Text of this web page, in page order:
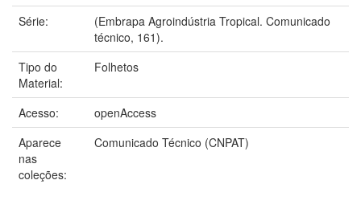
Série:
(Embrapa Agroindústria Tropical. Comunicado
técnico, 161).
Tipo do
Material:
Folhetos
Acesso:
openAccess
Aparece
nas
coleções:
Comunicado Técnico (CNPAT)